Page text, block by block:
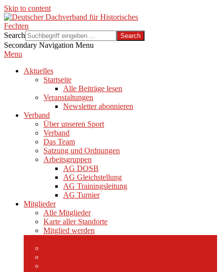
Skip to content
Search
Secondary Navigation Menu
Menu
Aktuelles
Startseite
Alle Beiträge lesen
Veranstaltungen
Newsletter abonnieren
Verband
Über unseren Sport
Verband
Das Team
Satzung und Ordnungen
Arbeitsgruppen
AG DOSB
AG Gleichstellung
AG Trainingsleitung
AG Turnier
Mitglieder
Alle Mitglieder
Karte aller Standorte
Mitglied werden